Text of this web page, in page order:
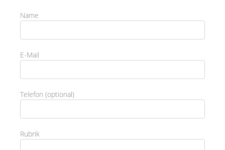
Name
E-Mail
Telefon (optional)
Rubrik